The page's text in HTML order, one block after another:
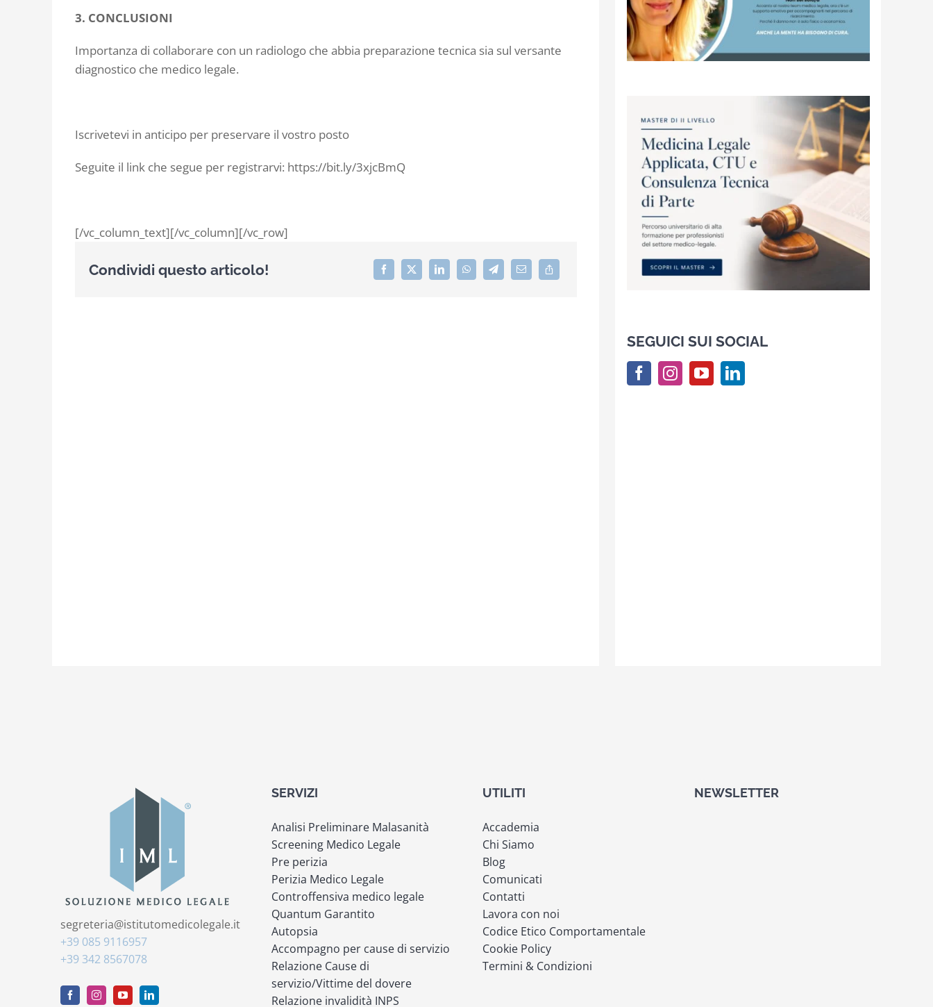
3. CONCLUSIONI
Importanza di collaborare con un radiologo che abbia preparazione tecnica sia sul versante
diagnostico che medico legale.
Iscrivetevi in anticipo per preservare il vostro posto
Seguite il link che segue per registrarvi: https://bit.ly/3xjcBmQ
[/vc_column_text][/vc_column][/vc_row]
Condividi questo articolo!
SEGUICI SUI SOCIAL
segreteria@istitutomedicolegale.it
+39 085 9116957
+39 342 8567078
SERVIZI
Analisi Preliminare Malasanità
Screening Medico Legale
Pre perizia
Perizia Medico Legale
Controffensiva medico legale
Quantum Garantito
Autopsia
Accompagno per cause di servizio
Relazione Cause di
servizio/Vittime del dovere
Relazione invalidità INPS
UTILITI
Accademia
Chi Siamo
Blog
Comunicati
Contatti
Lavora con noi
Codice Etico Comportamentale
Cookie Policy
Termini & Condizioni
NEWSLETTER